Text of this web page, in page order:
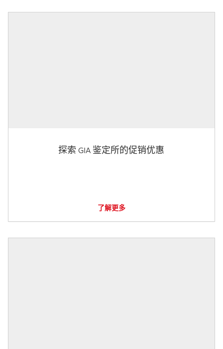
探索 GIA 鉴定所的促销优惠
了解更多